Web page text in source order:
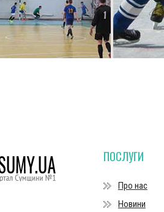
ПОСЛУГИ
Про нас
Новини